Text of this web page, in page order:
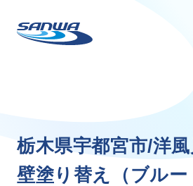
三和ペイントについて
理念
栃木県宇都宮市/洋風
壁塗り 替え （ブルー